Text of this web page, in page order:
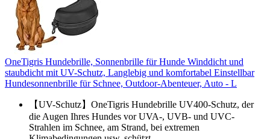
OneTigris Hundebrille, Sonnenbrille für Hunde Winddicht und
staubdicht mit UV-Schutz, Langlebig und komfortabel Einstellbar
Hundesonnenbrille für Schnee, Outdoor-Abenteuer, Auto - L
【UV-Schutz】OneTigris Hundebrille UV400-Schutz, der
die Augen Ihres Hundes vor UVA-, UVB- und UVC-
Strahlen im Schnee, am Strand, bei extremen